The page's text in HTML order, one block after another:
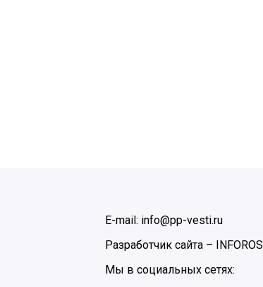
E-mail: info@pp-vesti.ru
Разработчик сайта –
INFOROS
Мы в социальных сетях: